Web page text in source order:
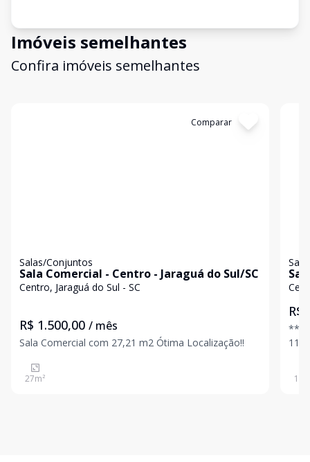
Imóveis semelhantes
Confira imóveis semelhantes
Comparar
Salas/Conjuntos
Sala Comercial - Centro - Jaraguá do Sul/SC
Centro, Jaraguá do Sul - SC
R$ 1.500,00 / mês
Sala Comercial com 27,21 m2 Ótima Localização!!
27m²
Sala
do
R$
115M²,
115